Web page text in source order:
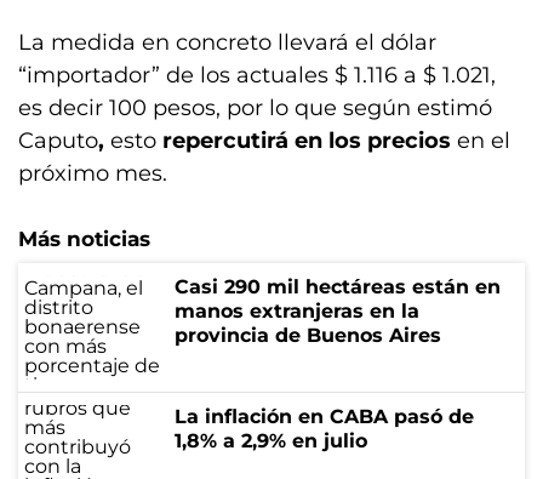
La medida en concreto llevará el dólar
“importador” de los actuales $ 1.116 a $ 1.021,
es decir 100 pesos, por lo que según estimó
Caputo, esto repercutirá en los precios en el
próximo mes.
Más noticias
Casi 290 mil hectáreas están en
manos extranjeras en la
provincia de Buenos Aires
La inflación en CABA pasó de
1,8% a 2,9% en julio